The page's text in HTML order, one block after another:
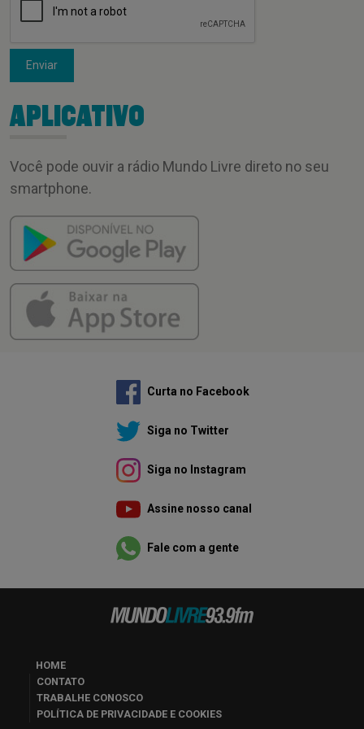
Enviar
APLICATIVO
Você pode ouvir a rádio Mundo Livre direto no seu
smartphone.
Curta no Facebook
Siga no Twitter
Siga no Instagram
Assine nosso canal
Fale com a gente
HOME
CONTATO
TRABALHE CONOSCO
POLÍTICA DE PRIVACIDADE E COOKIES